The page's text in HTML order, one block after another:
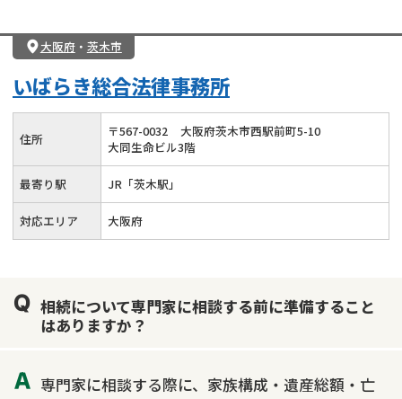
大阪府・ 茨木市
いばらき総合法律事務所
住所 〒567-0032
大阪府茨木市西駅前町5-10
大同生命ビル3階
最寄り駅 JR「茨木駅」
対応エリア 大阪府
相続について専門家に相談する前に準備すること
はありますか？
専門家に相談する際に、家族構成・遺産総額・亡